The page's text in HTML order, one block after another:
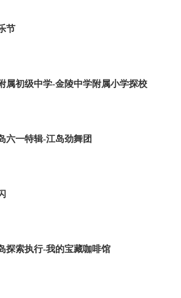
节
属初级中学-金陵中学附属小学探校
六一特辑-江岛劲舞团
探索执行-我的宝藏咖啡馆